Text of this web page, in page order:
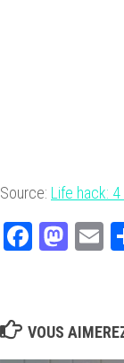
Source: Life hack:
VOUS